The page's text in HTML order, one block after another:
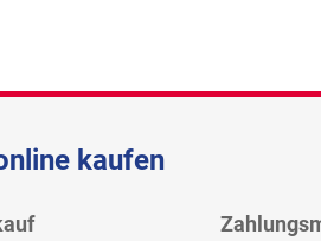
kaufen